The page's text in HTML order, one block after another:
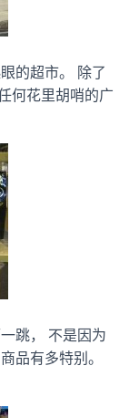
的超市。 除了
何花里胡哨的广
跳， 不是因为
品有多特别。